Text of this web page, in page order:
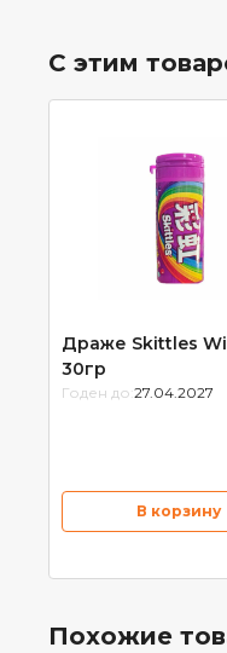
С этим
Драже Skittles
30гр
Годен до: 27.04.2027
В корзину
Похожие